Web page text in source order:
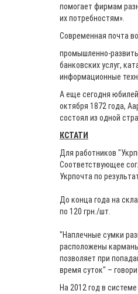
помогает фирмам
их потребностям».
Современная почта
промышленно-
банковских услуг,
информационные
А еще сегодня юбилей
октября 1872 года,
состоял из одной
КСТАТИ
Для работников
Соответствующее
Укрпочта по
До конца года на
по 120 грн./шт.
"Наплечные сумки
расположены
позволяет при
время суток" –
На 2012 год в